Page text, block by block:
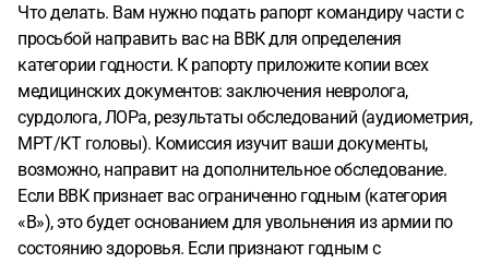
Что делать. Вам нужно подать рапорт командиру части с
просьбой направить вас на ВВК для определения
категории годности. К рапорту приложите копии всех
медицинских документов: заключения невролога,
сурдолога, ЛОРа, результаты обследований (аудиометрия,
МРТ/КТ головы). Комиссия изучит ваши документы,
возможно, направит на дополнительное обследование.
Если ВВК признает вас ограниченно годным (категория
«В»), это будет основанием для увольнения из армии по
состоянию здоровья. Если признают годным с